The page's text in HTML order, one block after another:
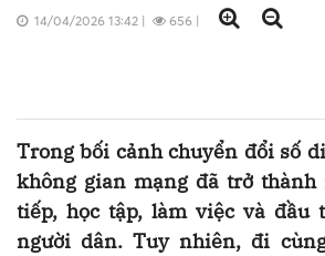
14/04/2026 13:42 | 656 |
Trong bối cảnh chuyển đổi số
không gian mạng đã trở thành
tiếp, học tập, làm việc và đầu
người dân. Tuy nhiên, đi